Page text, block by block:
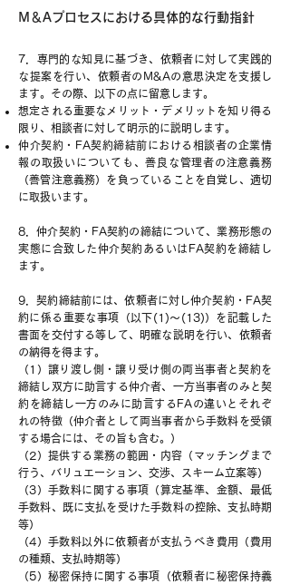
M＆Aプロセスにおける具体的な行動指針
7．専門的な知見に基づき、依頼者に対して実践的
な提案を行い、依頼者のM&Aの意思決定を支援し
ます。その際、以下の点に留意します。
想定される重要なメリット・デメリットを知り得る
限り、相談者に対して明示的に説明します。
仲介契約・FA契約締結前における相談者の企業情
報の取扱いについても、善良な管理者の注意義務
（善管注意義務）を負っていることを自覚し、適切
に取扱います。
8．仲介契約・FA契約の締結について、業務形態の
実態に合致した仲介契約あるいはFA契約を締結し
ます。
9．契約締結前には、依頼者に対し仲介契約・FA契
約に係る重要な事項（以下(1)～(13)）を記載した
書面を交付する等して、明確な説明を行い、依頼者
の納得を得ます。
（1）譲り渡し側・譲り受け側の両当事者と契約を
締結し双方に助言する仲介者、一方当事者のみと契
約を締結し一方のみに助言するFAの違いとそれぞ
れの特徴（仲介者として両当事者から手数料を受領
する場合には、その旨も含む。）
（2）提供する業務の範囲・内容（マッチングまで
行う、バリュエーション、交渉、スキーム立案等）
（3）手数料に関する事項（算定基準、金額、最低
手数料、既に支払を受けた手数料の控除、支払時期
等）
（4）手数料以外に依頼者が支払うべき費用（費用
の種類、支払時期等）
（5）秘密保持に関する事項（依頼者に秘密保持義